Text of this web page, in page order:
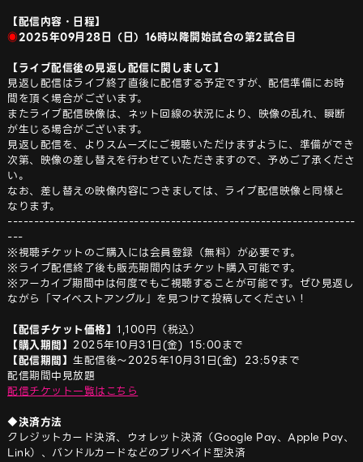
【配信内容・日程】
◉2025年09月28日（日）16時以降開始試合の第2試合目
【ライブ配信後の見返し配信に関しまして】
見返し配信はライブ終了直後に配信する予定ですが、配信準備にお時
間を頂く場合がございます。
またライブ配信映像は、ネット回線の状況により、映像の乱れ、瞬断
が生じる場合がございます。
見返し配信を、よりスムーズにご視聴いただけますように、準備ができ
次第、映像の差し替えを行わせていただきますので、予めご了承くださ
い。
なお、差し替えの映像内容につきましては、ライブ配信映像と同様と
なります。
------------------------------------------------------------------
---
※視聴チケットのご購入には会員登録（無料）が必要です。
※ライブ配信終了後も販売期間内はチケット購入可能です。
※アーカイブ期間中は何度でもご視聴することが可能です。ぜひ見返し
ながら「マイベストアングル」を見つけて投稿してください！
【配信チケット価格】
【購入期間】
【配信期間】生配信後〜2025年10月31日(金)  23:59まで
配信チケット一覧はこちら
◆決済方法
クレジットカード決済、ウォレット決済（Google Pay、Apple Pay、
Link）、バンドルカードなどのプリペイド型決済